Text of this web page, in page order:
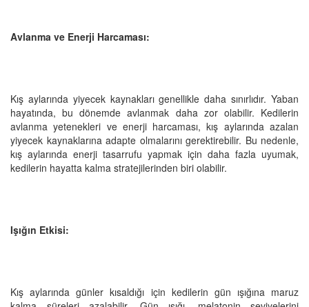
Avlanma ve Enerji Harcaması:
Kış aylarında yiyecek kaynakları genellikle daha sınırlıdır. Yaban
hayatında, bu dönemde avlanmak daha zor olabilir. Kedilerin
avlanma yetenekleri ve enerji harcaması, kış aylarında azalan
yiyecek kaynaklarına adapte olmalarını gerektirebilir. Bu nedenle,
kış aylarında enerji tasarrufu yapmak için daha fazla uyumak,
kedilerin hayatta kalma stratejilerinden biri olabilir.
Işığın Etkisi:
Kış aylarında günler kısaldığı için kedilerin gün ışığına maruz